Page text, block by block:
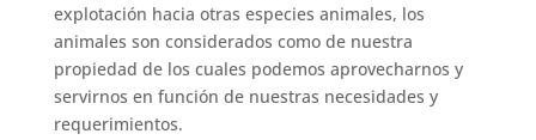
explotación hacia otras especies animales, los
animales son considerados como de nuestra
propiedad de los cuales podemos aprovecharnos y
servirnos en función de nuestras necesidades y
requerimientos.